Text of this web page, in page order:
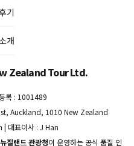
기
개
Zealand Tour Ltd.
록 : 1001489
st, Auckland, 1010 New Zealand
대표이사 : J Han
뉴질랜드 관광청이 운영하는 공식 품질 인